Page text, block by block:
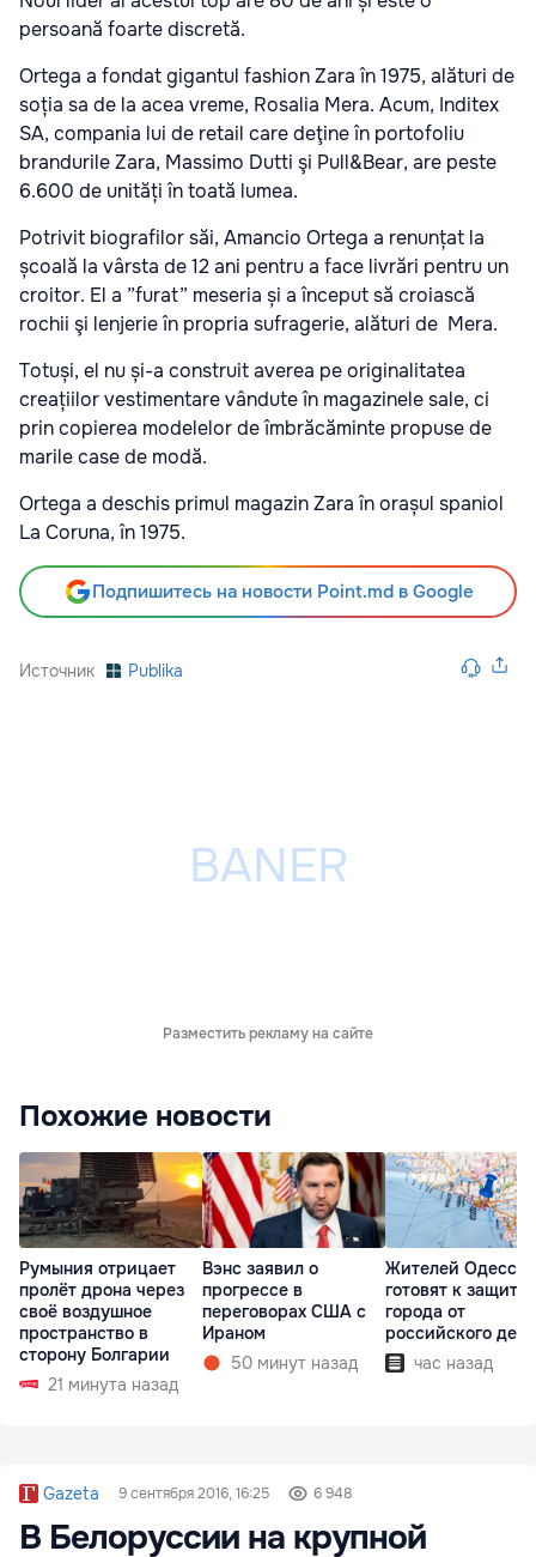
persoană foarte discretă.
Ortega a fondat gigantul fashion Zara în 1975, alături de
soția sa de la acea vreme, Rosalia Mera. Acum, Inditex
SA, compania lui de retail care deţine în portofoliu
brandurile Zara, Massimo Dutti şi Pull&Bear, are peste
6.600 de unități în toată lumea.
Potrivit biografilor săi, Amancio Ortega a renunțat la
școală la vârsta de 12 ani pentru a face livrări pentru un
croitor. El a ”furat” meseria și a început să croiască
rochii şi lenjerie în propria sufragerie, alături de Mera.
Totuși, el nu și-a construit averea pe originalitatea
creațiilor vestimentare vândute în magazinele sale, ci
prin copierea modelelor de îmbră­căminte propuse de
marile case de modă.
Ortega a deschis primul magazin Zara în orașul spaniol
La Coruna, în 1975.
Подпишитесь на новости Point.md в Google
Источник Publika
Разместить рекламу на сайте
Похожие новости
Румыния отрицает
пролёт дрона через
своё воздушное
пространство в
сторону Болгарии
21 минута назад
Вэнс заявил о
прогрессе в
переговорах США с
Ираном
50 минут назад
Жителей Одессы
готовят к защите
города от
российского
час назад
Gazeta 9 сентября 2016, 16:25 6 948
В Белоруссии на крупной